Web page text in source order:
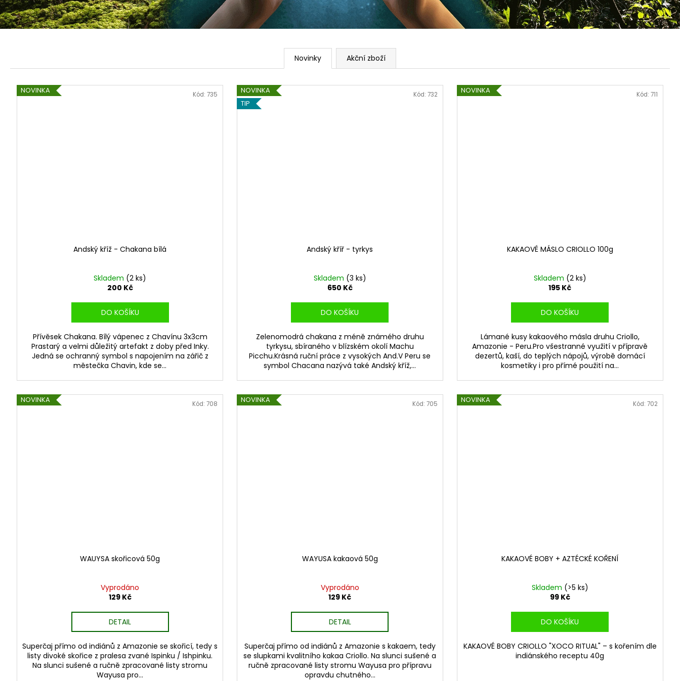
Novinky Akční zboží
NOVINKA
Andský kříž - Chakana bílá
Skladem (2 ks)
200 Kč
DO KOŠÍKU
Přívěsek Chakana. Bílý vápenec z Chavínu 3x3cm
Prastarý a velmi důležitý artefakt z doby před Inky.
Jedná se ochranný symbol s napojením na zářič z
městečka Chavin, kde se...
Kód:735
NOVINKA
TIP
Andský kříř - tyrkys
Skladem (3 ks)
650 Kč
DO KOŠÍKU
Zelenomodrá chakana z méně známého druhu
tyrkysu, sbíraného v blízském okolí Machu
Picchu.Krásná ruční práce z vysokých And.V Peru se
symbol Chacana nazývá také Andský kříž,...
Kód: 732 NOVINKA
KAKAOVÉ MÁSLO CRIOLLO 100g
Skladem (2 ks)
195 Kč
DO KOŠÍKU
Lámané kusy kakaového másla druhu Criollo,
Amazonie - Peru.Pro všestranné využití v přípravě
dezertů, kaší, do teplých nápojů, výrobě domácí
kosmetiky i pro přímé použití na...
Kód: 711
NOVINKA
WAUYSA skořicová 50g
Vyprodáno
129 Kč
DETAIL
Superčaj přímo od indiánů z Amazonie se skořicí, tedy s
listy divoké skořice z pralesa zvané Ispinku / Ishpinku.
Na slunci sušené a ručně zpracované listy stromu
Wayusa pro...
Kód:708 NOVINKA
WAYUSA kakaová 50g
Vyprodáno
129 Kč
DETAIL
Superčaj přímo od indiánů z Amazonie s kakaem, tedy
se slupkami kvalitního kakaa Criollo. Na slunci sušené a
ručně zpracované listy stromu Wayusa pro přípravu
opravdu chutného...
Kód: 705 NOVINKA
KAKAOVÉ BOBY + AZTÉCKÉ KOŘENÍ
Skladem (>5 ks)
99 Kč
DO KOŠÍKU
KAKAOVÉ BOBY CRIOLLO "XOCO RITUAL" – s kořením dle
indiánského receptu 40g
Kód: 702
ANDSKÝ KŘÍŽ - CHAKANA BÍLÁ
200 Kč
ANDSKÝ KŘÍŘ - TYRKYS
650 Kč
KAKAOVÉ MÁSLO CRIOLLO 100G
195 Kč